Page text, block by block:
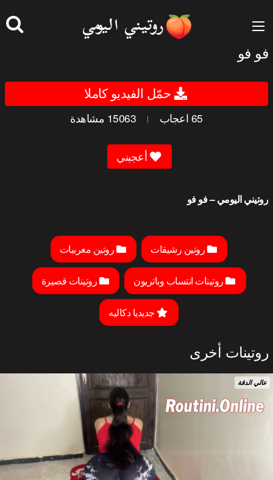
الى
المحتوى
فو فو
حمّل الفيديو كاملا
15063 مشاهدة | 65 اعجاب
أعجبني
روتيني اليومي – فو فو
روتين رشيقات روتين مغربيات
روتينات انتساب وباتريون روتينات قصيرة
جديديا دكاليه
روتينات أخرى
عالي الدقة